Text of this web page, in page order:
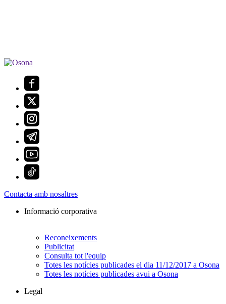
Contacta amb nosaltres
Informació corporativa
Reconeixements
Publicitat
Consulta tot l'equip
Totes les notícies publicades el dia 11/12/2017 a Osona
Totes les notícies publicades avui a Osona
Legal